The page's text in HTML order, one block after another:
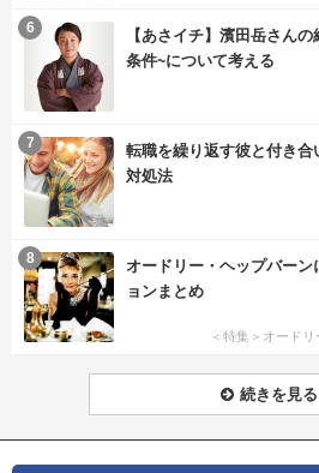
【あさイチ】濱田岳さん
条件~について考える
6
転職を繰り返す彼と付き
対処法
7
オードリー・ヘップバー
ョンまとめ
＜特集＞オード
8
続きを見る